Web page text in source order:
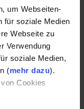
um Webseiten-
für soziale Medien
Webseite zu
Verwendung
soziale Medien,
(mehr dazu).
Cookies